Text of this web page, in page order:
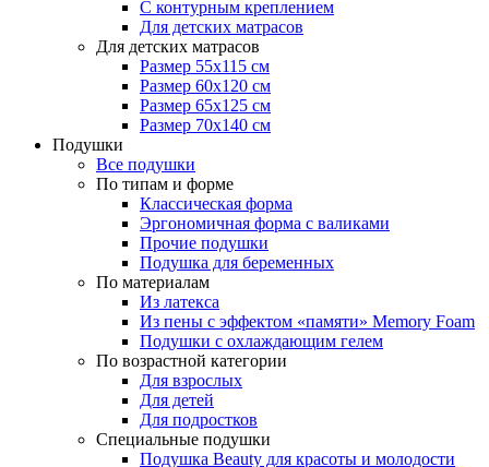
С контурным креплением
Для детских матрасов
Для детских матрасов
Размер 55x115 см
Размер 60x120 см
Размер 65x125 см
Размер 70x140 см
Подушки
Все подушки
По типам и форме
Классическая форма
Эргономичная форма с валиками
Прочие подушки
Подушка для беременных
По материалам
Из латекса
Из пены с эффектом «памяти» Memory Foam
Подушки с охлаждающим гелем
По возрастной категории
Для взрослых
Для детей
Для подростков
Специальные подушки
Подушка Beauty для красоты и молодости